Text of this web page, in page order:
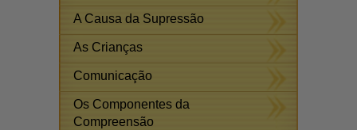
A Causa da Supressão
As Crianças
Comunicação
Os Componentes da
Compreensão